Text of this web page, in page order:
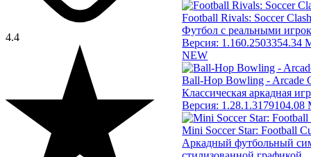
4.4
Football Rivals: Soccer
Футбол с реальными
Версия: 1.160.2503354.34
NEW
Ball-Hop Bowling - Arcade
Классическая аркадная
Версия: 1.28.1.3179104.08
Mini Soccer Star: Football
Аркадный футбольный